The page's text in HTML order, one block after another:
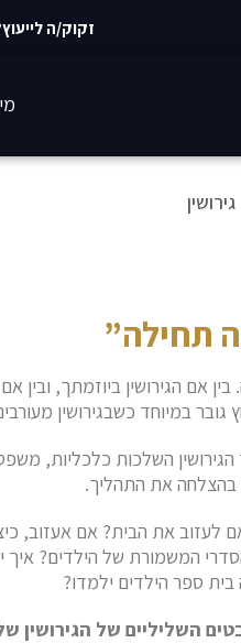
זקוק/ה
גירושין
תחילה”
הגירושין ביוזמתך, ובין אם
גובר במיוחד כשבגירושין
השלכות כלכליות,
בהצלחה את התהליך.
לעזוב את הבית? אם אעזוב,
המשמורת של הילדים? איך
ספר הילדים ילמדו?
השליליים של הגירושין